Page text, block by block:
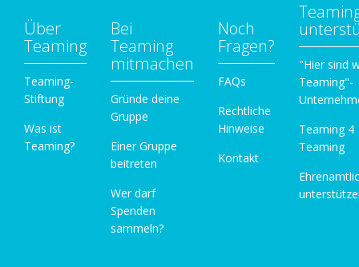
Über
Teaming
Teaming-
Stiftung
Was ist
Teaming?
Bei
Teaming
mitmachen
Gründe deine
Gruppe
Einer Gruppe
beitreten
Wer darf
Spenden
sammeln?
Noch
Fragen?
FAQs
Rechtliche
Hinweise
Kontakt
"Hier sind
Teaming"-
Teaming 4
Teaming